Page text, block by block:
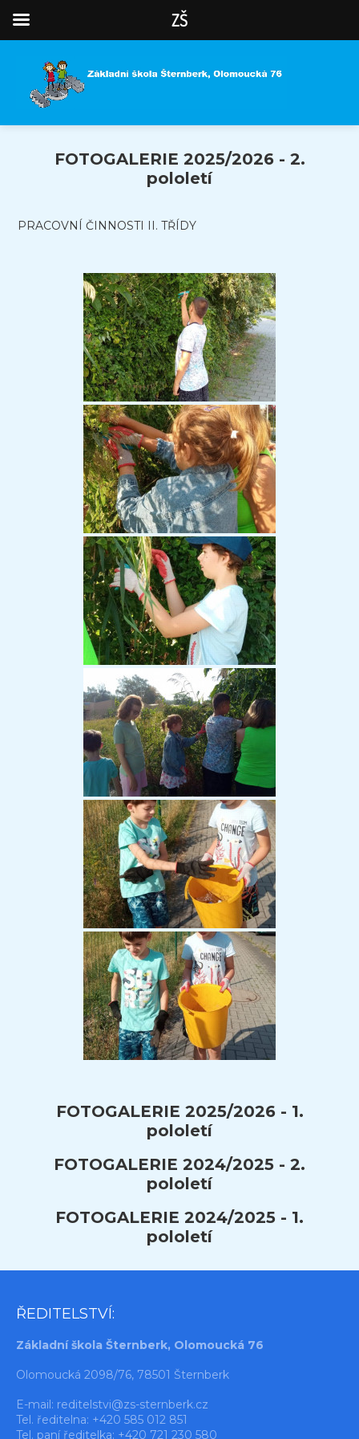
FOTOGALERIE 2025/2026 - 2.
pololetí
PRACOVNÍ ČINNOSTI II. TŘÍDY
FOTOGALERIE 2025/2026 - 1.
pololetí
FOTOGALERIE 2024/2025 - 2.
pololetí
FOTOGALERIE 2024/2025 - 1.
pololetí
ŘEDITELSTVÍ:
Základní škola Šternberk, Olomoucká 76
Olomoucká 2098/76, 78501 Šternberk
E-mail: reditelstvi@zs-sternberk.cz
Tel. ředitelna: +420 585 012 851
Tel. paní ředitelka: +420 721 230 580
ZŠ